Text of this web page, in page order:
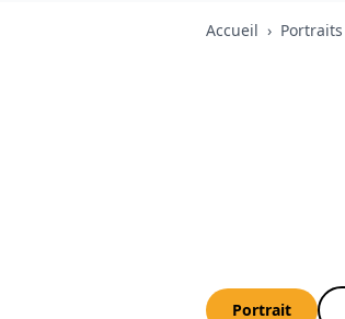
Accueil › Portraits
Portrait